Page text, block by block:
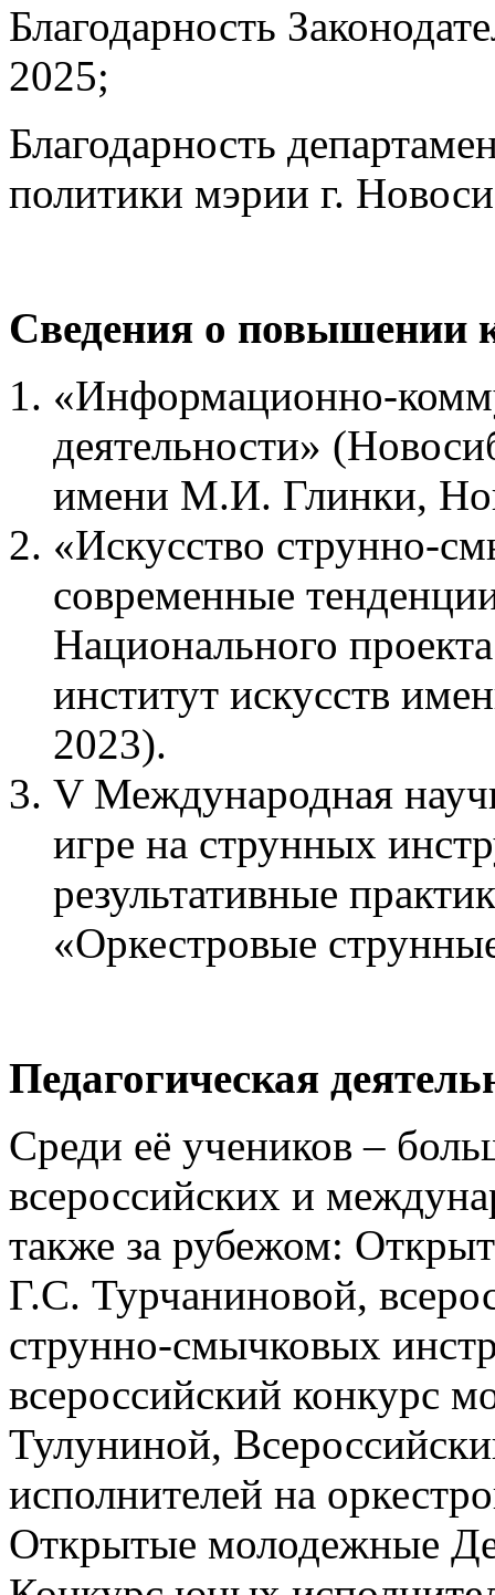
Благодарность
2025;
Благодарность
политики мэрии г.
Сведения о повышении
«Информационно-
деятельности»
имени М.И. Глинки,
«Искусство струнно-
современные
Национального
институт искусств
2023).
V Международная
игре на струнных
результативные
«Оркестровые
Педагогическая
Среди её учеников –
всероссийских и
также за рубежом:
Г.С. Турчаниновой,
струнно-смычковых
всероссийский конкурс
Тулуниной,
исполнителей на
Открытые молодежные